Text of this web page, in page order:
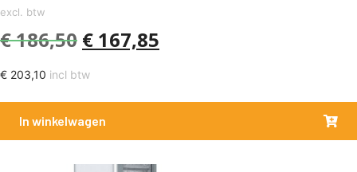
excl. btw
€186,50 € 167,85
€ 203,10 incl btw
In winkelwagen